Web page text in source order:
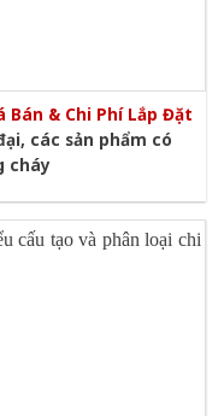
Bán & Chi Phí Lắp Đặt
các sản phẩm có
cháy